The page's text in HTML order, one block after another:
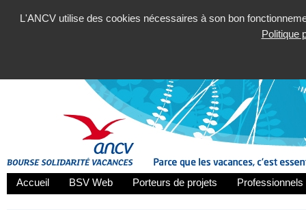
L'ANCV utilise des cookies nécessaires à son bon
Politique
Accueil BSV Web Porteurs de projets